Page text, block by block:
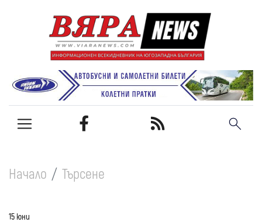
Начало Търсене
15 юни